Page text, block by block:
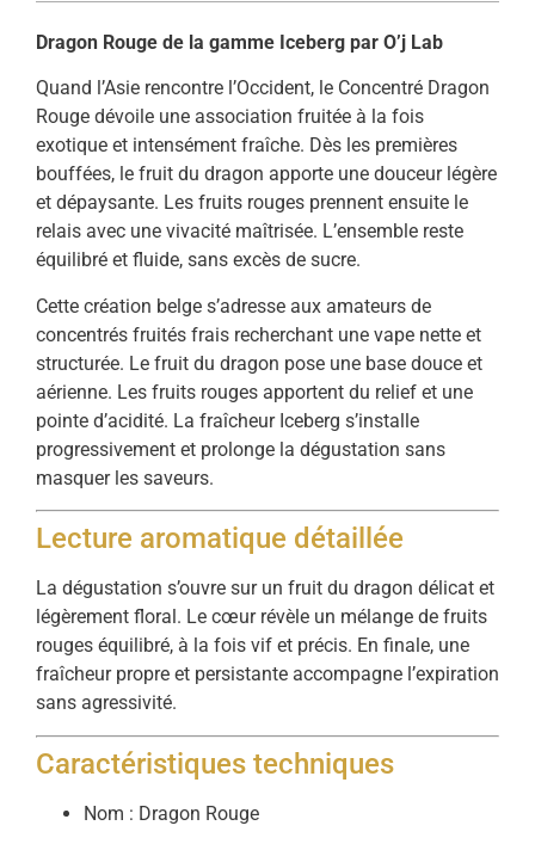
Dragon Rouge de la gamme Iceberg par O’j Lab
Quand l’Asie rencontre l’Occident, le Concentré Dragon
Rouge dévoile une association fruitée à la fois
exotique et intensément fraîche. Dès les premières
bouffées, le fruit du dragon apporte une douceur légère
et dépaysante. Les fruits rouges prennent ensuite le
relais avec une vivacité maîtrisée. L’ensemble reste
équilibré et fluide, sans excès de sucre.
Cette création belge s’adresse aux amateurs de
concentrés fruités frais recherchant une vape nette et
structurée. Le fruit du dragon pose une base douce et
aérienne. Les fruits rouges apportent du relief et une
pointe d’acidité. La fraîcheur Iceberg s’installe
progressivement et prolonge la dégustation sans
masquer les saveurs.
Lecture aromatique détaillée
La dégustation s’ouvre sur un fruit du dragon délicat et
légèrement floral. Le cœur révèle un mélange de fruits
rouges équilibré, à la fois vif et précis. En finale, une
fraîcheur propre et persistante accompagne l’expiration
sans agressivité.
Caractéristiques techniques
Nom : Dragon Rouge